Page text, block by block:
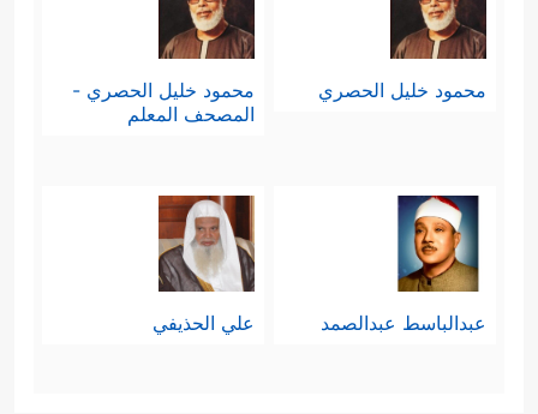
محمود خليل الحصري
محمود خليل الحصري -
المصحف المعلم
عبدالباسط عبدالصمد علي الحذيفي